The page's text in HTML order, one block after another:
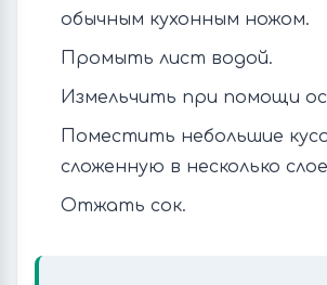
обычным кухонным ножом.
Промыть лист водой.
Измельчить при помощи
Поместить небольшие
сложенную в несколько
Отжать сок.